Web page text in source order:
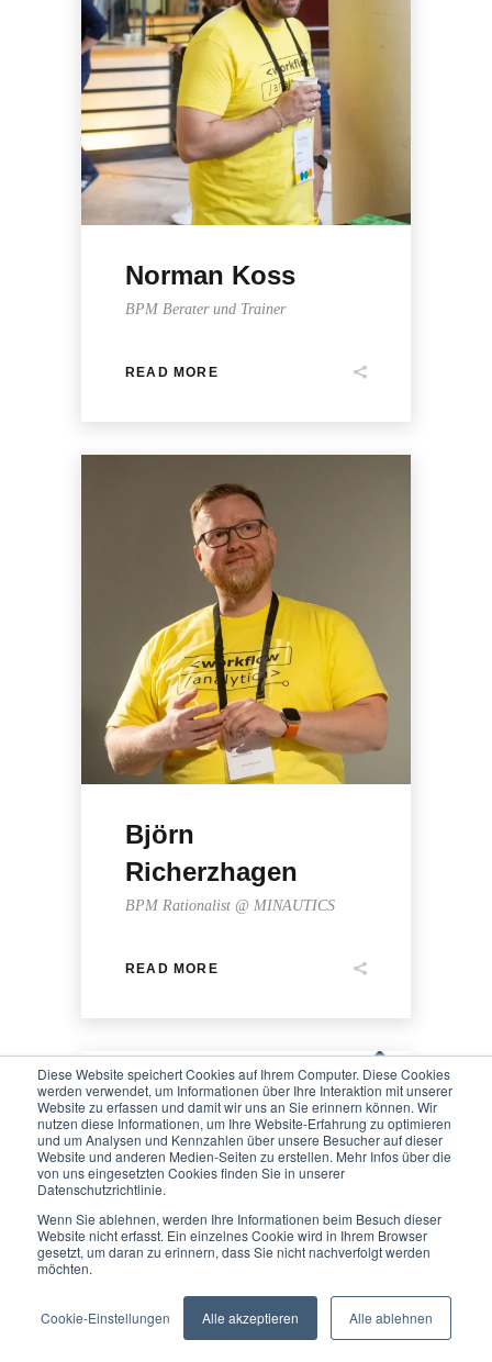
Diese Website speichert Cookies auf Ihrem Computer. Diese Cookies
werden verwendet, um Informationen über Ihre Interaktion mit unserer
Website zu erfassen und damit wir uns an Sie erinnern können. Wir
nutzen diese Informationen, um Ihre Website-Erfahrung zu optimieren
und um Analysen und Kennzahlen über unsere Besucher auf dieser
Website und anderen Medien-Seiten zu erstellen. Mehr Infos über die
von uns eingesetzten Cookies finden Sie in unserer
Datenschutzrichtlinie.
Wenn Sie ablehnen, werden Ihre Informationen beim Besuch dieser
Website nicht erfasst. Ein einzelnes Cookie wird in Ihrem Browser
gesetzt, um daran zu erinnern, dass Sie nicht nachverfolgt werden
möchten.
Cookie-Einstellungen Alle akzeptieren Alle ablehnen
We value your privacy
personalised ads or content, and analyse our traffic. By
clicking "Accept All", you consent to our use of cookies.
Customise Reject All Accept All
Norman Koss
BPM Berater und Trainer
READ MORE
Björn
Richerzhagen
BPM Rationalist @ MINAUTICS
READ MORE
MINAUTICS